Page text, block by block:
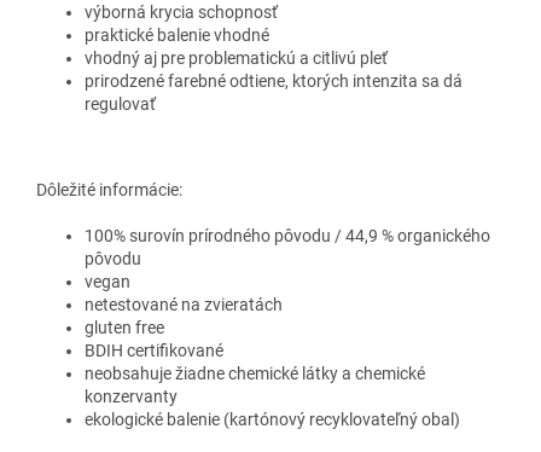
výborná krycia schopnosť
praktické balenie vhodné
vhodný aj pre problematickú a citlivú pleť
prirodzené farebné odtiene, ktorých intenzita sa dá
regulovať
Dôležité informácie:
100% surovín prírodného pôvodu / 44,9 % organického
pôvodu
vegan
netestované na zvieratách
gluten free
BDIH certifikované
neobsahuje žiadne chemické látky a chemické
konzervanty
ekologické balenie (kartónový recyklovateľný obal)